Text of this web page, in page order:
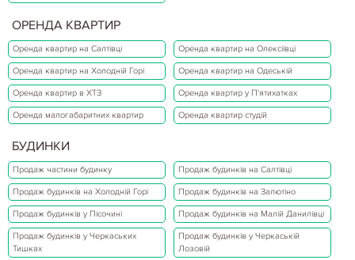
ОРЕНДА КВАРТИР
Оренда квартир на Салтівці Оренда квартир на Олексіївці
Оренда квартир на Холодній Горі Оренда квартир на Одеській
Оренда квартир в ХТЗ Оренда квартир у П'ятихатках
Оренда малогабаритних квартир Оренда квартир студій
БУДИНКИ
Продаж частини будинку Продаж будинків на Салтівці
Продаж будинків на Холодній Горі Продаж будинків на Залютіно
Продаж будинків у Пісочині Продаж будинків на Малій Данилівці
Продаж будинків у Черкаських
Тишках
Продаж будинків у Черкаській
Лозовій